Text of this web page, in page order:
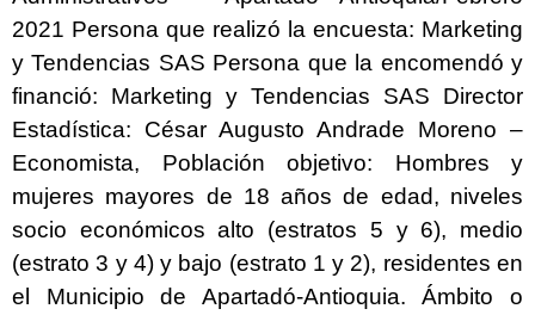
2021 Persona que realizó la encuesta: Marketing
y Tendencias SAS Persona que la encomendó y
financió: Marketing y Tendencias SAS Director
Estadística: César Augusto Andrade Moreno –
Economista, Población objetivo: Hombres y
mujeres mayores de 18 años de edad, niveles
socio económicos alto (estratos 5 y 6), medio
(estrato 3 y 4) y bajo (estrato 1 y 2), residentes en
el Municipio de Apartadó-Antioquia. Ámbito o